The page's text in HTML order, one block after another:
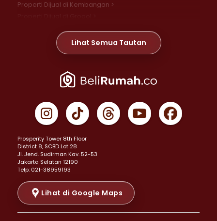
Properti Dijual di Kembangan >
Properti Dijual di Meruya >
Properti Dijual di Jelambar >
Properti Dijual di Jakarta Pusat >
Properti Dijual di Gambir >
Properti Dijual di Johar Baru >
Properti Dijual di Menteng >
Properti Dijual di Senen >
Properti Dijual di Tanah Abang >
Properti Dijual di Cikini >
Properti Dijual di Kramat >
Properti Dijual di Pasar Baru >
Properti Dijual di Bendungan Hilir >
Lihat Semua Tautan
Prosperity Tower 8th Floor
District 8, SCBD Lot 28
JI. Jend. Sudirman Kav. 52-53
Jakarta Selatan 12190
Telp: 021-38959193
Lihat di Google Maps